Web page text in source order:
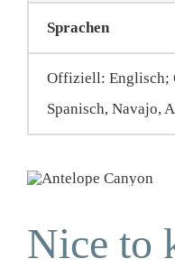
Sprachen
Offiziell: Englisch;
Spanisch, Navajo,
Nice to